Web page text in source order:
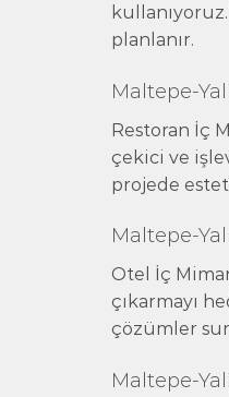
planlanır.
Maltepe-
Restoran İç
çekici ve
projede
Maltepe-
Otel İç
çıkarmayı
çözümler
Maltepe-